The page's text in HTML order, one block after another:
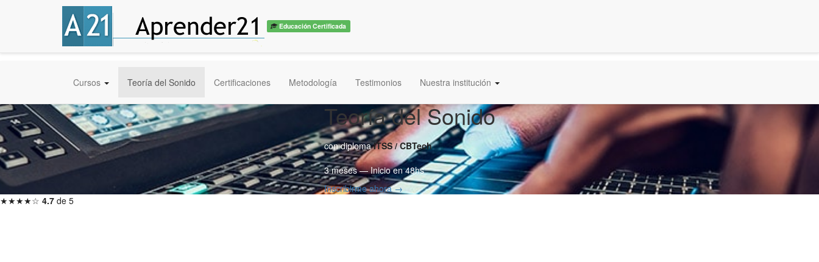
Educación Certificada
Cursos Teoría del Sonido Certificaciones Metodología Testimonios Nuestra institución
Teoría del Sonido
con diplomaITSS / CBTech
3 meses — Inicio en 48hs
Inscribirme ahora →
★★★★☆ 4.7 de 5